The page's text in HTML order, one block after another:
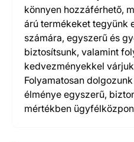
könnyen hozzáférhető,
árú termékeket tegyünk
számára, egyszerű és
biztosítsunk, valamint
kedvezményekkel
Folyamatosan
élménye egyszerű,
mértékben